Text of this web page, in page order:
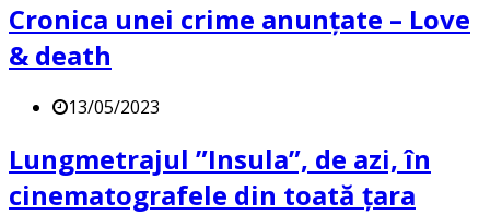
Cronica unei crime anunțate – Love
& death
13/05/2023
Lungmetrajul ”Insula”, de azi, în
cinematografele din toată țara